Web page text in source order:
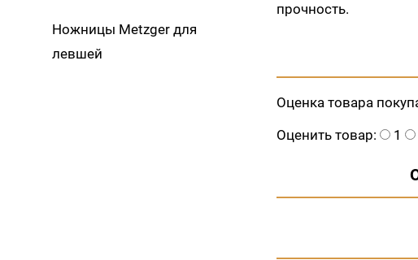
Ножницы Metzger для
левшей
прочность.
Оценка товара
Оценить товар:
1